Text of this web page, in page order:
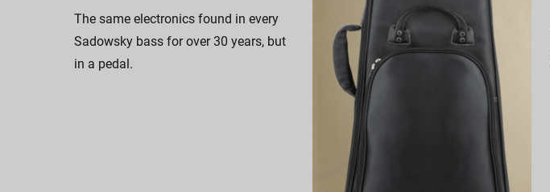
The same electronics found in every
Sadowsky bass for over 30 years, but
in a pedal.